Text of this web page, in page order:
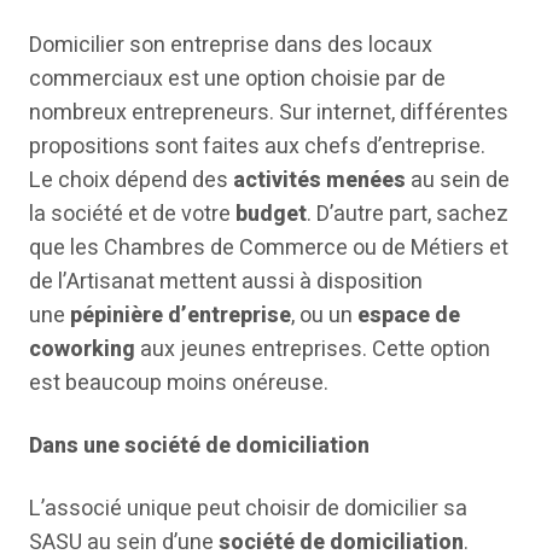
Domicilier son entreprise dans des locaux
commerciaux est une option choisie par de
nombreux entrepreneurs. Sur internet, différentes
propositions sont faites aux chefs d’entreprise.
Le choix dépend des activités menées au sein de
la société et de votre budget. D’autre part, sachez
que les Chambres de Commerce ou de Métiers et
de l’Artisanat mettent aussi à disposition
une pépinière d’entreprise, ou un espace de
coworking aux jeunes entreprises. Cette option
est beaucoup moins onéreuse.
Dans une société de domiciliation
L’associé unique peut choisir de domicilier sa
SASU au sein d’unesociété de domiciliation.